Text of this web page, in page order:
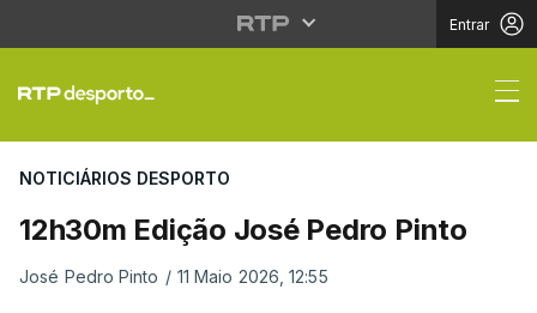
Entrar
12h30m Edição José
NOTICIÁRIOS DESPORTO
12h30m Edição José Pedro Pinto
José Pedro Pinto / 11 Maio 2026, 12:55